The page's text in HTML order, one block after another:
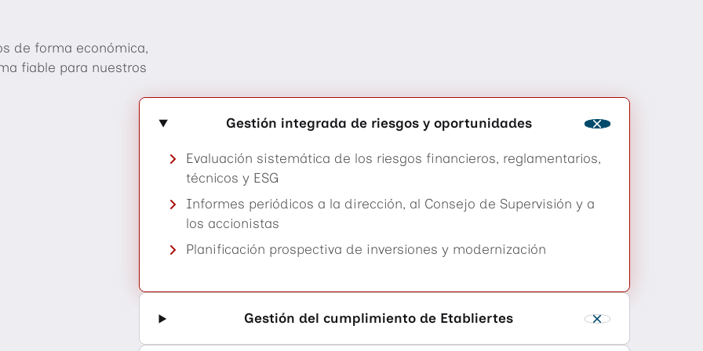
con voluntarios comprometidos. Las conversaciones y visitas regulares crean relaciones valiosas que
a los jóvenes para que asuman responsabilidades sociales, participen activamente y aporten sus ideas
el FaMi-Sigel para las empresas del noreste de Baja Sajonia.
formador TOP por la IHK Lüneburg Wolfsburg.
de forma económica,
fiable para nuestros
Gestión integrada de riesgos y oportunidades
Evaluación sistemática de los riesgos financieros, reglamentarios,
técnicos y ESG
Informes periódicos a la dirección, al Consejo de Supervisión y a
los accionistas
Planificación prospectiva de inversiones y modernización
Gestión del cumplimiento de Etabliertes